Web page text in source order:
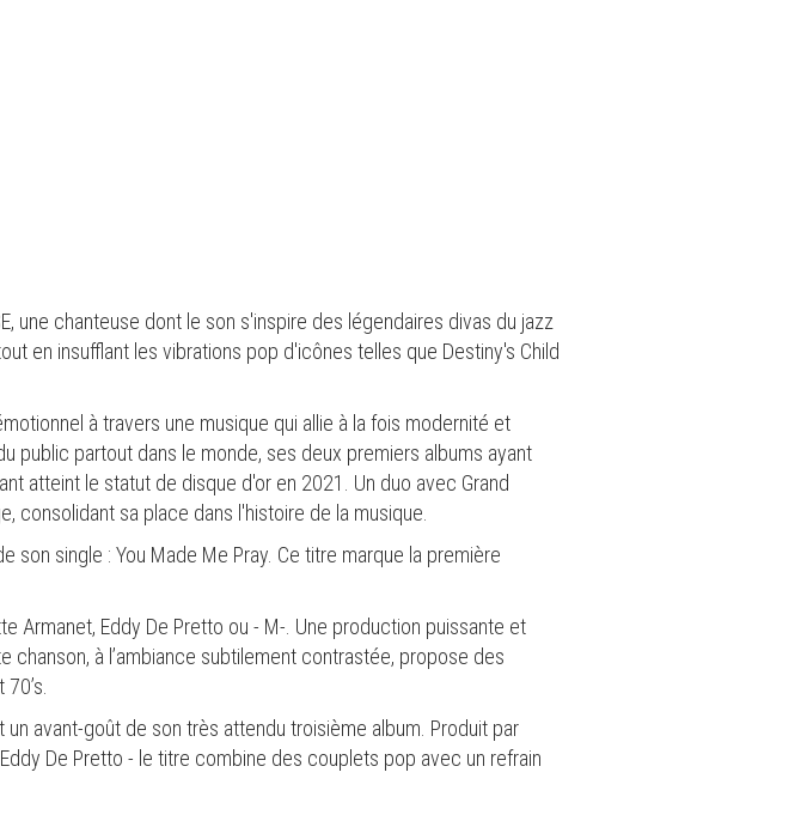
une chanteuse dont le son s'inspire des légendaires divas du jazz
en insufflant les vibrations pop d'icônes telles que Destiny's Child
à travers une musique qui allie à la fois modernité et
public partout dans le monde, ses deux premiers albums ayant
atteint le statut de disque d'or en 2021. Un duo avec Grand
consolidant sa place dans l'histoire de la musique.
son single : You Made Me Pray. Ce titre marque la première
Armanet, Eddy De Pretto ou - M-. Une production puissante et
chanson, à l’ambiance subtilement contrastée, propose des
avant-goût de son très attendu troisième album. Produit par
De Pretto - le titre combine des couplets pop avec un refrain